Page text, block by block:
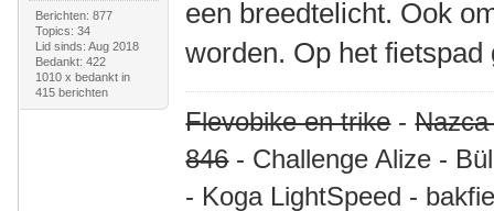
Berichten: 877
Topics: 34
Lid sinds: Aug 2018
Bedankt: 422
1010 x bedankt in
415 berichten
een breedtelicht. Ook
worden. Op het fietspad
Flevobike en trike-
846- Challenge Alize -
- Koga LightSpeed -